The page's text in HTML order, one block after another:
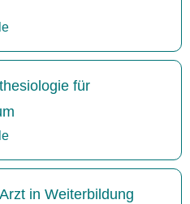
für
in Weiterbildung